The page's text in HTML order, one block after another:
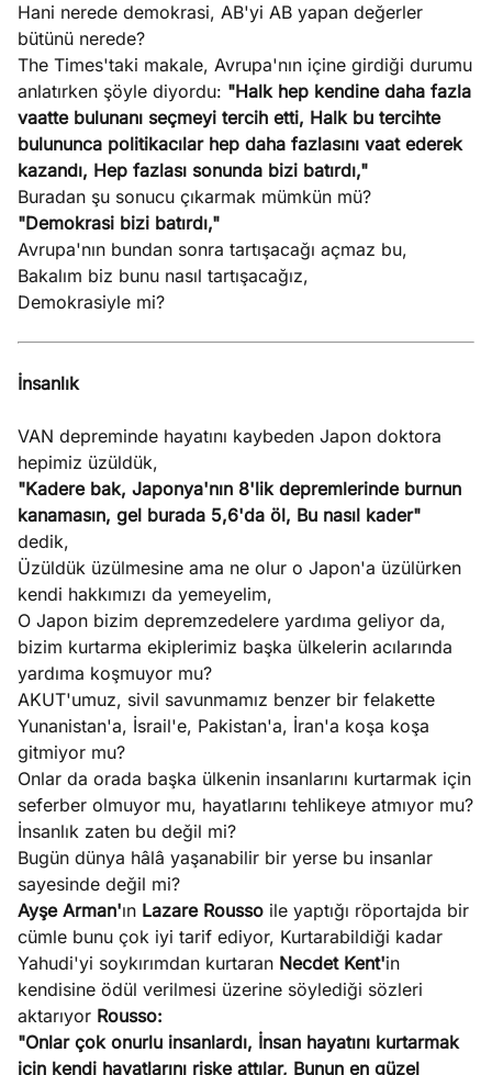
Hani nerede demokrasi, AB'yi AB yapan değerler
bütünü nerede?
The Times'taki makale, Avrupa'nın içine girdiği durumu
anlatırken şöyle diyordu: "Halk hep kendine daha fazla
vaatte bulunanı seçmeyi tercih etti, Halk bu tercihte
bulununca politikacılar hep daha fazlasını vaat ederek
kazandı, Hep fazlası sonunda bizi batırdı,"
Buradan şu sonucu çıkarmak mümkün mü?
"Demokrasi bizi batırdı,"
Avrupa'nın bundan sonra tartışacağı açmaz bu,
Bakalım biz bunu nasıl tartışacağız,
Demokrasiyle mi?
İnsanlık
VAN depreminde hayatını kaybeden Japon doktora
hepimiz üzüldük,
"Kadere bak, Japonya'nın 8'lik depremlerinde burnun
kanamasın, gel burada 5,6'da öl, Bu nasıl kader"
dedik,
Üzüldük üzülmesine ama ne olur o Japon'a üzülürken
kendi hakkımızı da yemeyelim,
O Japon bizim depremzedelere yardıma geliyor da,
bizim kurtarma ekiplerimiz başka ülkelerin acılarında
yardıma koşmuyor mu?
AKUT'umuz, sivil savunmamız benzer bir felakette
Yunanistan'a, İsrail'e, Pakistan'a, İran'a koşa koşa
gitmiyor mu?
Onlar da orada başka ülkenin insanlarını kurtarmak için
seferber olmuyor mu, hayatlarını tehlikeye atmıyor mu?
İnsanlık zaten bu değil mi?
Bugün dünya hâlâ yaşanabilir bir yerse bu insanlar
sayesinde değil mi?
Ayşe Arman'ın Lazare Rousso ile yaptığı röportajda bir
cümle bunu çok iyi tarif ediyor, Kurtarabildiği kadar
Yahudi'yi soykırımdan kurtaran Necdet Kent'in
kendisine ödül verilmesi üzerine söylediği sözleri
aktarıyor Rousso:
"Onlar çok onurlu insanlardı, İnsan hayatını kurtarmak
için kendi hayatlarını riske attılar, Bunun en güzel